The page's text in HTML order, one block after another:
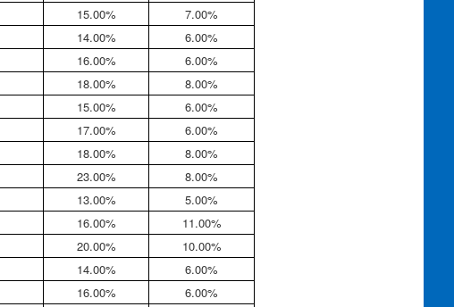
15.00% 7.00%
14.00%
6.00%
16.00%
6.00%
18.00% 8.00%
15.00%
6.00%
17.00% 6.00%
18.00%
8.00%
23.00% 8.00%
13.00%
5.00%
16.00%
11.00%
20.00% 10.00%
14.00%
6.00%
16.00% 6.00%